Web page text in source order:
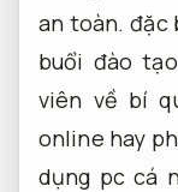
an toàn. đặc
buổi đào
viên về bí
online hay
dụng pc cá